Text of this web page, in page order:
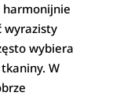
harmonijnie
wyrazisty
wybiera
W